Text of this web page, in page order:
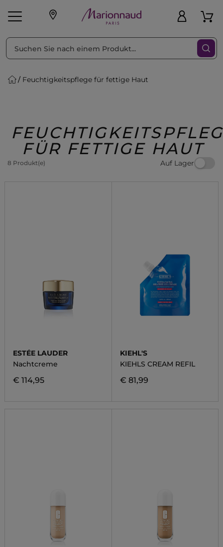
Geschenke
Feuchtigkeitspflege für fettige Haut
FÜR FETTIGE HAUT
8 Produkt(e) Auf Lager
sortieren nach Filter
ESTÉE LAUDER
Nachtcreme
€ 114,95
KIEHL'S
KIEHLS CREAM REFIL
€ 81,99